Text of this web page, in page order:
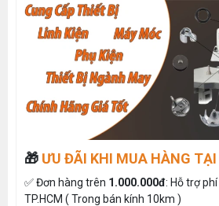
🎁 ƯU ĐÃI KHI MUA HÀNG TẠI
✅ Đơn hàng trên 1.000.000đ: Hỗ trợ
TP.HCM ( Trong bán kính 10km )